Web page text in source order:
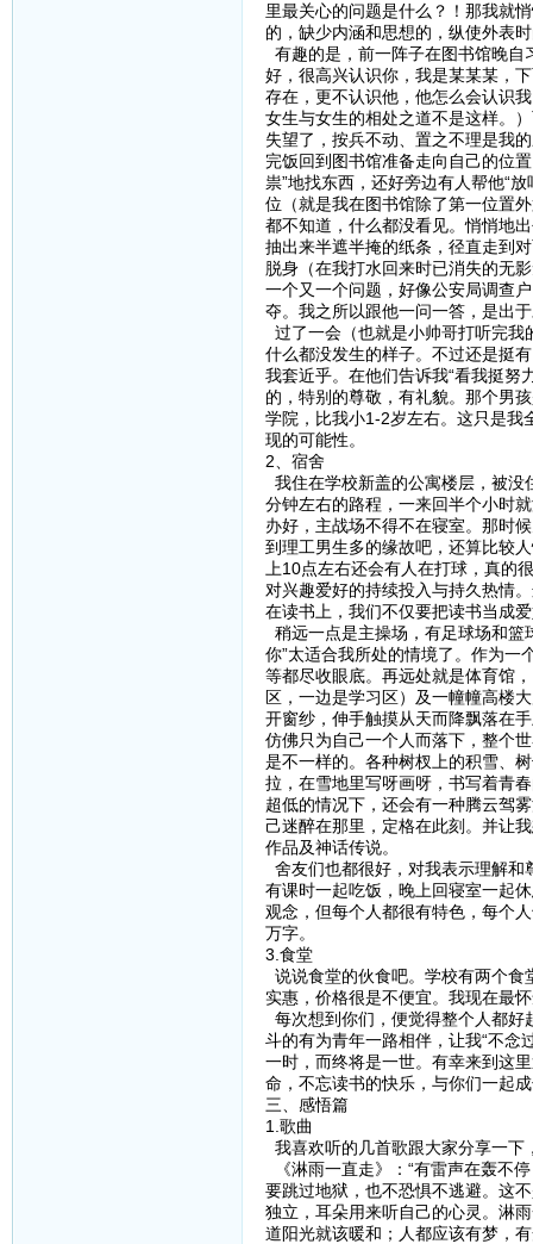
里最关心的问题是什么？！那我就
的，缺少内涵和思想的，纵使外表
有趣的是，前一阵子在图书馆晚自
好，很高兴认识你，我是某某某，
存在，更不认识他，他怎么会认识
女生与女生的相处之道不是这样。
失望了，按兵不动、置之不理是我
完饭回到图书馆准备走向自己的位
祟”地找东西，还好旁边有人帮他“
位（就是我在图书馆除了第一位置
都不知道，什么都没看见。悄悄地
抽出来半遮半掩的纸条，径直走到
脱身（在我打水回来时已消失的无
一个又一个问题，好像公安局调查
夺。我之所以跟他一问一答，是出
过了一会（也就是小帅哥打听完
什么都没发生的样子。不过还是挺
我套近乎。在他们告诉我“看我挺努
的，特别的尊敬，有礼貌。那个男
学院，比我小1-2岁左右。这只是我
现的可能性。
2、宿舍
我住在学校新盖的公寓楼层，被没
分钟左右的路程，一来回半个小时
办好，主战场不得不在寝室。那时
到理工男生多的缘故吧，还算比较
上10点左右还会有人在打球，真的
对兴趣爱好的持续投入与持久热情
在读书上，我们不仅要把读书当成
稍远一点是主操场，有足球场和篮
你”太适合我所处的情境了。作为一
等都尽收眼底。再远处就是体育馆
区，一边是学习区）及一幢幢高楼
开窗纱，伸手触摸从天而降飘落在
仿佛只为自己一个人而落下，整个
是不一样的。各种树杈上的积雪、
拉，在雪地里写呀画呀，书写着青
超低的情况下，还会有一种腾云驾
己迷醉在那里，定格在此刻。并让
作品及神话传说。
舍友们也都很好，对我表示理解和
有课时一起吃饭，晚上回寝室一起
观念，但每个人都很有特色，每个
万字。
3.食堂
说说食堂的伙食吧。学校有两个
实惠，价格很是不便宜。我现在最
每次想到你们，便觉得整个人都
斗的有为青年一路相伴，让我“不念
一时，而终将是一世。有幸来到这
命，不忘读书的快乐，与你们一起
三、感悟篇
1.歌曲
我喜欢听的几首歌跟大家分享一
《淋雨一直走》：“有雷声在轰不
要跳过地狱，也不恐惧不逃避。这
独立，耳朵用来听自己的心灵。淋
道阳光就该暖和；人都应该有梦，